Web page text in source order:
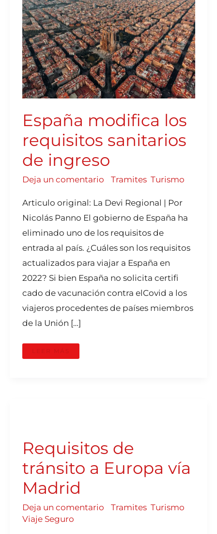
España modifica los
requisitos sanitarios
de ingreso
Deja un comentario Tramites, Turismo
Articulo original: La Devi Regional | Por
Nicolás Panno El gobierno de España ha
eliminado uno de los requisitos de
entrada al país. ¿Cuáles son los requisitos
actualizados para viajar a España en
2022? Si bien España no solicita certifi
cado de vacunación contra elCovid a los
viajeros procedentes de países miembros
de la Unión […]
REQUISITOS
SANITARIOS
DE
INGRESO
LEER MÁS
Requisitos de
tránsito a Europa vía
Madrid
Deja un comentario Tramites, Turismo
Viaje Seguro
VÍA
MADRID